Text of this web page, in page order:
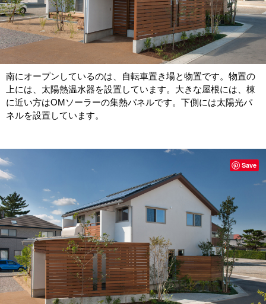
南にオープンしているのは、自転車置き場と物置です。物置の
上には、太陽熱温水器を設置しています。大きな屋根には、棟
に近い方はOMソーラーの集熱パネルです。下側には太陽光パ
ネルを設置しています。
Save